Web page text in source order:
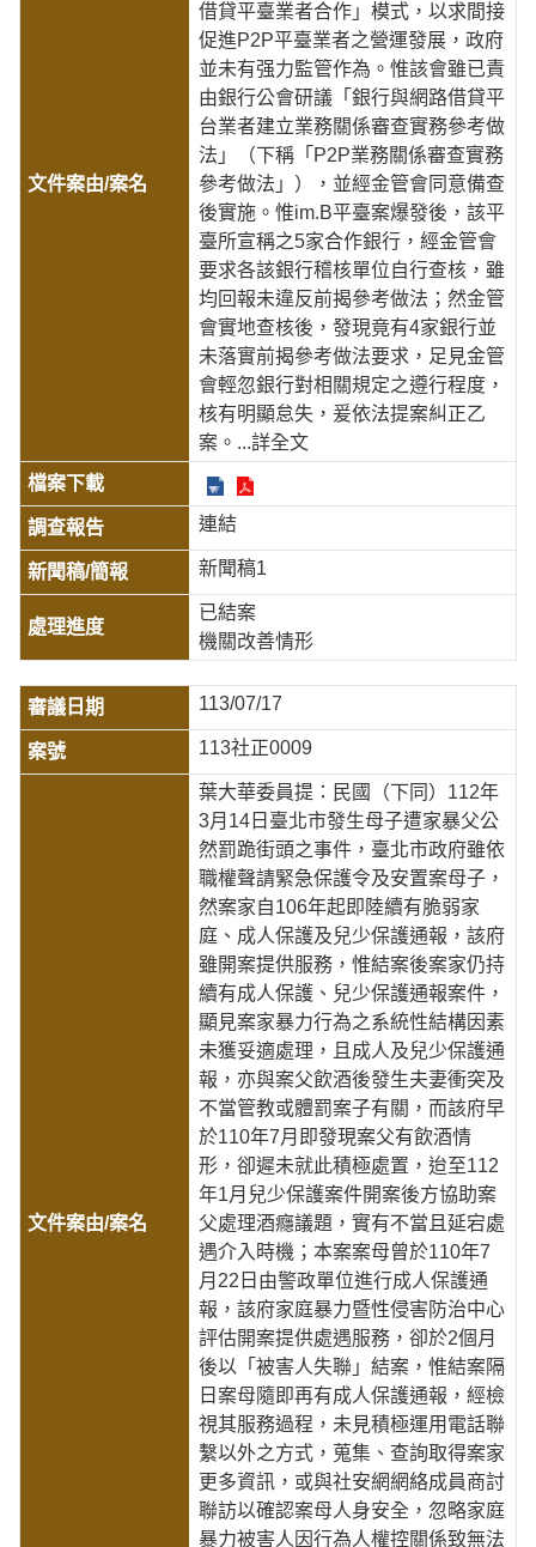
借貸平臺業者合作」模式，以求間接
促進P2P平臺業者之營運發展，政府
並未有强力監管作為。惟該會雖已責
由銀行公會研議「銀行與網路借貸平
台業者建立業務關係審查實務參考做
法」（下稱「P2P業務關係審查實務
參考做法」），並經金管會同意備查
後實施。惟im.B平臺案爆發後，該平
臺所宣稱之5家合作銀行，經金管會
要求各該銀行稽核單位自行查核，雖
均回報未違反前揭參考做法；然金管
會實地查核後，發現竟有4家銀行並
未落實前揭參考做法要求，足見金管
會輕忽銀行對相關規定之遵行程度，
核有明顯怠失，爰依法提案糾正乙
案。 ...詳全文
連結
新聞稿1
已結案
機關改善情形
113/07/17
113社正0009
葉大華委員提：民國（下同）112年
3月14日臺北市發生母子遭家暴父公
然罰跪街頭之事件，臺北市政府雖依
職權聲請緊急保護令及安置案母子，
然案家自106年起即陸續有脆弱家
庭、成人保護及兒少保護通報，該府
雖開案提供服務，惟結案後案家仍持
續有成人保護、兒少保護通報案件，
顯見案家暴力行為之系統性結構因素
未獲妥適處理，且成人及兒少保護通
報，亦與案父飲酒後發生夫妻衝突及
不當管教或體罰案子有關，而該府早
於110年7月即發現案父有飲酒情
形，卻遲未就此積極處置，迨至112
年1月兒少保護案件開案後方協助案
父處理酒癮議題，實有不當且延宕處
遇介入時機；本案案母曾於110年7
月22日由警政單位進行成人保護通
報，該府家庭暴力暨性侵害防治中心
評估開案提供處遇服務，卻於2個月
後以「被害人失聯」結案，惟結案隔
日案母隨即再有成人保護通報，經檢
視其服務過程，未見積極運用電話聯
繫以外之方式，蒐集、查詢取得案家
更多資訊，或與社安網網絡成員商討
聯訪以確認案母人身安全，忽略家庭
暴力被害人因行為人權控關係致無法